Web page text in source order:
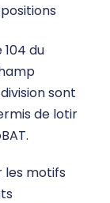
104 du
sont
de lotir
les motifs